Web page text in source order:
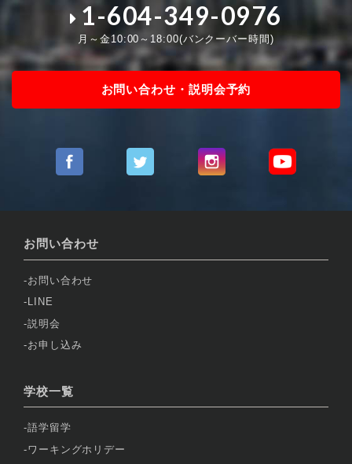
1-604-349-0976
月～金10:00～18:00(バンクーバー時間)
お問い合わせ・説明会予約
お問い合わせ
お問い合わせ
LINE
説明会
お申し込み
学校一覧
語学留学
ワーキングホリデー